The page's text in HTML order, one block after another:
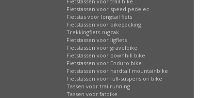
Fietstassen voor speed pedelec
Fietstas voor longtail fiets
Fietstassen voor bikepacking
Trekkingfiets rugzak
Fietstassen voor ligfiets
Fietstassen voor gravelbike
Fietstassen voor downhill bike
Fietstassen voor Enduro bike
Fietstassen voor hardtail mountainbike
Fietstassen voor full-suspension bike
Tassen voor trailrunning
Tassen voor fatbike